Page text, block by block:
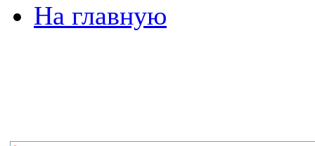
На главную